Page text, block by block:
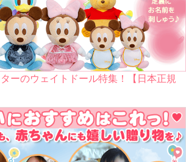
ーのウェイトドール特集！【日本正規